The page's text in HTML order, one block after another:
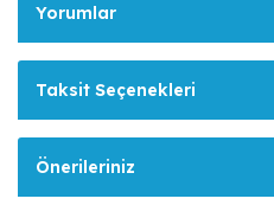
Yorumlar
Taksit Seçenekleri
Önerileriniz